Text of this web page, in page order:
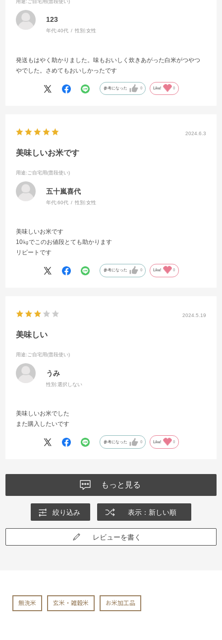
用途:ご自宅用(普段使い)
123
年代:40代 性別:女性
発送もはやく助かりました。味もおいしく炊きあがった白米がつやつ
やでした。さめてもおいしかったです
参考になった 0 Like! 0
2024.6.3
美味しいお米です
用途:ご自宅用(普段使い)
五十嵐喜代
年代:60代 性別:女性
美味しいお米です
10㎏でこのお値段とても助かります
リピートです
参考になった 0 Like! 0
2024.5.19
美味しい
用途:ご自宅用(普段使い)
うみ
性別:選択しない
美味しいお米でした
また購入したいです
参考になった 0 Like! 0
もっと見る
絞り込み 表示：新しい順
レビューを書く
無洗米 玄米・雑穀米 お米加工品